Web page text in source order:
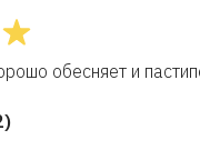
обесняет и
)